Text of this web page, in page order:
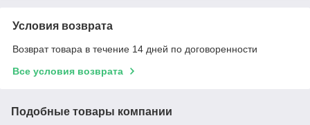
Условия возврата
Возврат товара в течение 14 дней по договоренности
Все условия возврата
Подобные товары компании